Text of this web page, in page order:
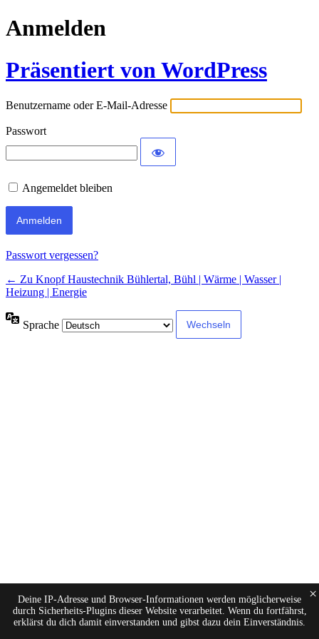
Anmelden
Präsentiert von WordPress
Benutzername oder E-Mail-Adresse
Passwort
Angemeldet bleiben
Passwort vergessen?
← Zu Knopf Haustechnik Bühlertal, Bühl | Wärme | Wasser |
Heizung | Energie
Sprache
Deine IP-Adresse und Browser-Informationen werden möglicherweise
durch Sicherheits-Plugins dieser Website verarbeitet. Wenn du fortfährst,
erklärst du dich damit einverstanden und gibst dazu dein Einverständnis.
×